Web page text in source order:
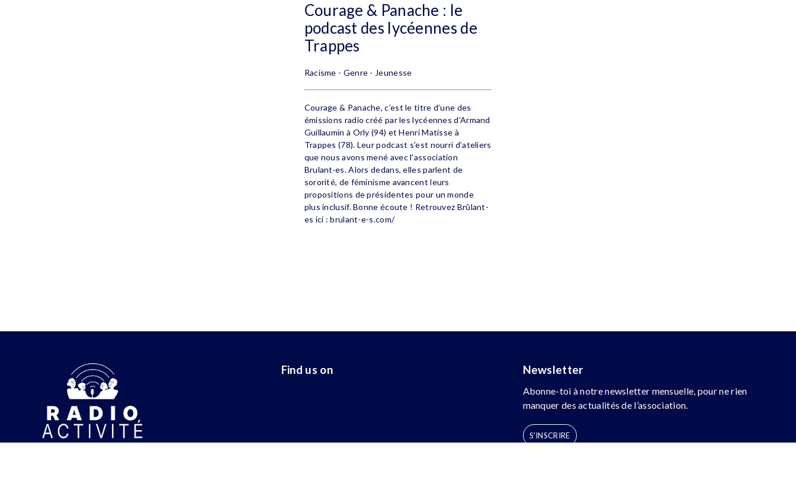
Courage & Panache : le
podcast des lycéennes de
Trappes
Racisme - Genre - Jeunesse
Courage & Panache, c’est le titre d’une des
émissions radio créé par les lycéennes d’Armand
Guillaumin à Orly (94) et Henri Matisse à
Trappes (78). Leur podcast s’est nourri d’ateliers
que nous avons mené avec l'association
Brulant·es. Alors dedans, elles parlent de
sororité, de féminisme avancent leurs
propositions de présidentes pour un monde
plus inclusif. Bonne écoute ! Retrouvez Brûlant-
es ici : brulant-e-s.com/
Find us on Newsletter
Abonne-toi à notre newsletter mensuelle, pour ne rien
manquer des actualités de l’association.
S'INSCRIRE